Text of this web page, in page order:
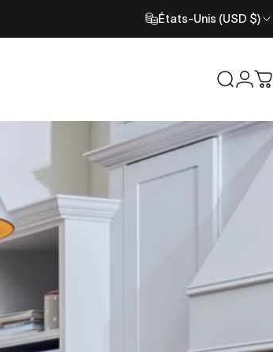
États-Unis (USD $)